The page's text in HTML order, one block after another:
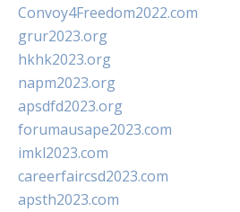
Convoy4Freedom2022.com
grur2023.org
hkhk2023.org
napm2023.org
apsdfd2023.org
forumausape2023.com
imkl2023.com
careerfaircsd2023.com
apsth2023.com